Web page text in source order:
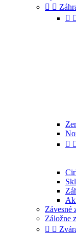
 
 
 
Závesné
Záložne
 